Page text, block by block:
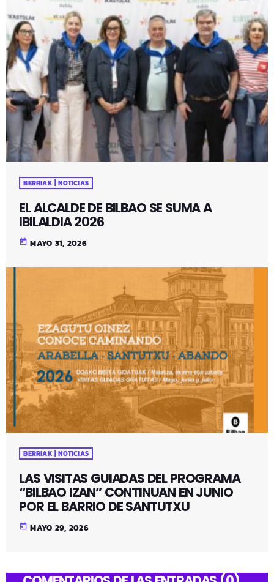
BERRIAK | NOTICIAS
EL ALCALDE DE BILBAO SE SUMA A
IBILALDIA 2026
today MAYO 31, 2026
BERRIAK | NOTICIAS
LAS VISITAS GUIADAS DEL PROGRAMA
“BILBAO IZAN” CONTINUAN EN JUNIO
POR EL BARRIO DE SANTUTXU
today MAYO 29, 2026